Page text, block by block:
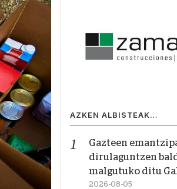
AZKEN ALBISTEAK…
Gazteen
dirulaguntzen
malgutuko ditu
2026-08-05